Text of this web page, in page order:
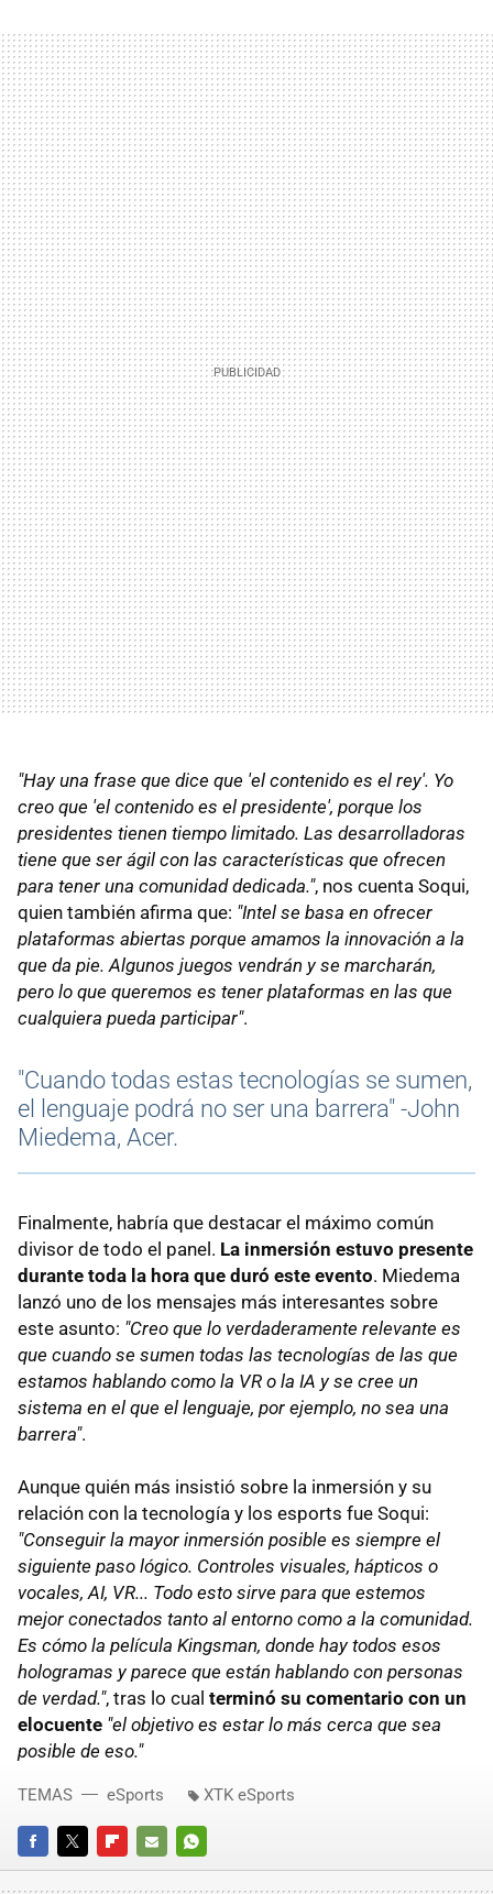
"Hay una frase que dice que 'el contenido es el rey'. Yo
creo que 'el contenido es el presidente', porque los
presidentes tienen tiempo limitado. Las desarrolladoras
tiene que ser ágil con las características que ofrecen
para tener una comunidad dedicada.", nos cuenta Soqui,
quien también afirma que: "Intel se basa en ofrecer
plataformas abiertas porque amamos la innovación a la
que da pie. Algunos juegos vendrán y se marcharán,
pero lo que queremos es tener plataformas en las que
cualquiera pueda participar".
"Cuando todas estas tecnologías se sumen,
el lenguaje podrá no ser una barrera" -John
Miedema, Acer.
Finalmente, habría que destacar el máximo común
divisor de todo el panel. La inmersión estuvo presente
durante toda la hora que duró este evento. Miedema
lanzó uno de los mensajes más interesantes sobre
este asunto: "Creo que lo verdaderamente relevante es
que cuando se sumen todas las tecnologías de las que
estamos hablando como la VR o la IA y se cree un
sistema en el que el lenguaje, por ejemplo, no sea una
barrera".
Aunque quién más insistió sobre la inmersión y su
relación con la tecnología y los esports fue Soqui:
"Conseguir la mayor inmersión posible es siempre el
siguiente paso lógico. Controles visuales, hápticos o
vocales, AI, VR... Todo esto sirve para que estemos
mejor conectados tanto al entorno como a la comunidad.
Es cómo la película Kingsman, donde hay todos esos
hologramas y parece que están hablando con personas
de verdad.", tras lo cual terminó su comentario con un
elocuente "el objetivo es estar lo más cerca que sea
posible de eso."
FACEBOOKTWITTERFLIPBOARD
E-
WHATSAPP
TEMAS eSports XTK eSports